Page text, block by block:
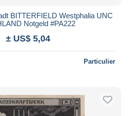
BITTERFIELD Westphalia UNC
Notgeld #PA222
± US$ 5,04
Particulier